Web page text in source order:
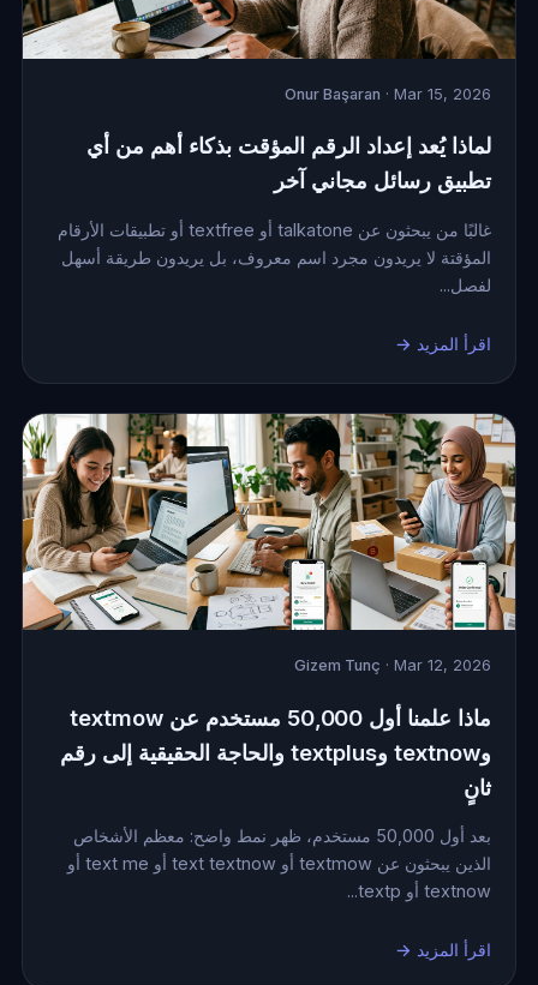
Onur Başaran · Mar 15, 2026
لماذا يُعد إعداد الرقم المؤقت بذكاء أهم من أي
تطبيق رسائل مجاني آخر
غالبًا من يبحثون عن talkatone أو textfree أو تطبيقات الأرقام
المؤقتة لا يريدون مجرد اسم معروف، بل يريدون طريقة أسهل
لفصل...
اقرأ المزيد →
Gizem Tunç · Mar 12, 2026
ماذا علمنا أول 50,000 مستخدم عن textmow
وtextnow وtextplus والحاجة الحقيقية إلى رقم
ثانٍ
بعد أول 50,000 مستخدم، ظهر نمط واضح: معظم الأشخاص
الذين يبحثون عن textmow أو text textnow أو text me أو
textnow أو textp...
اقرأ المزيد →